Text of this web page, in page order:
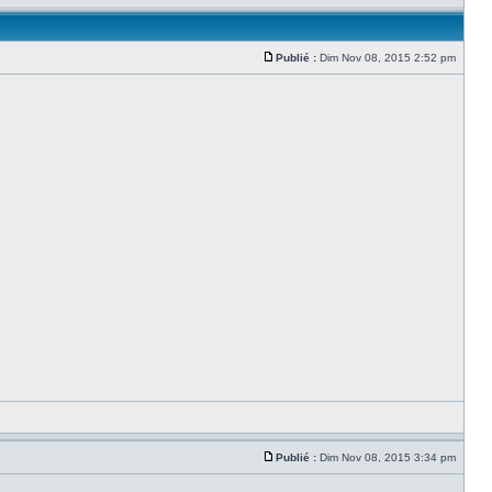
Publié : Dim Nov 08, 2015 2:52 pm
Publié : Dim Nov 08, 2015 3:34 pm